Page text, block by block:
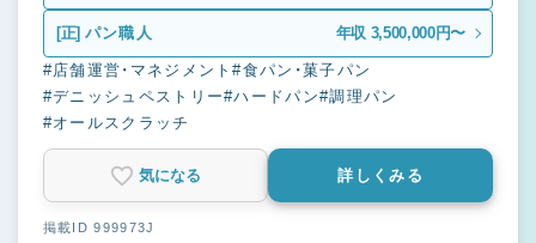
[正] パン職人 年収 3,500,000円〜
#店舗運営・マネジメント#食パン・菓子パン
#デニッシュペストリー#ハードパン#調理パン
#オールスクラッチ
気になる 詳しくみる
掲載ID 999973J